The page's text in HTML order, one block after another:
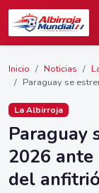
Inicio Noticias
Paraguay se
La Albirroja
Paraguay
2026 ante
del